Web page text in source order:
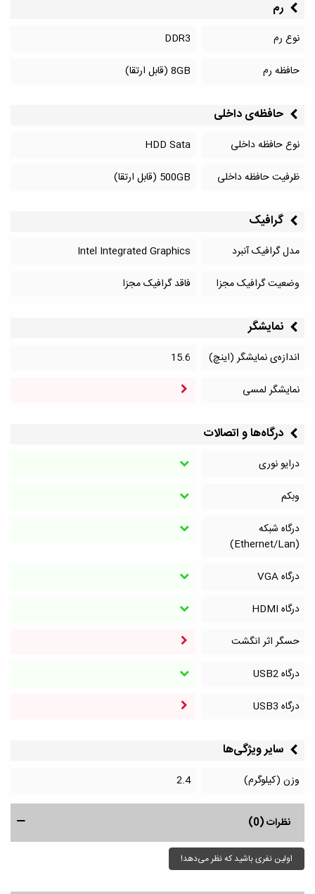
رم
نوع رم
DDR3
حافظه رم
8GB (قابل ارتقا)
حافظه‌‌ی داخلی
نوع حافظه داخلی
HDD Sata
ظرفیت حافظه داخلی
500GB (قابل ارتقا)
گرافیک
مدل گرافیک آنبرد
Intel Integrated Graphics
وضعیت گرافیک مجزا
فاقد گرافیک مجزا
نمایشگر
اندازه‌ی نمایشگر (اینچ)
15.6
نمایشگر لمسی
درگاه‌ها و اتصالات
درایو نوری
وبکم
درگاه شبکه
(Ethernet/Lan)
درگاه VGA
درگاه HDMI
حسگر اثر انگشت
درگاه‌ USB2
درگاه‌ USB3
سایر ویژگی‌ها
وزن (کیلوگرم) 2.4
نظرات (0)
اولین نفری باشید که نظر می‌دهد!